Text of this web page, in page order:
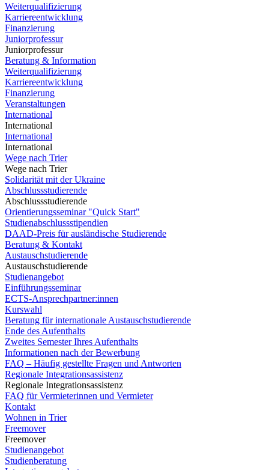
Weiterqualifizierung
Karriereentwicklung
Finanzierung
Juniorprofessur
Juniorprofessur
Beratung & Information
Weiterqualifizierung
Karriereentwicklung
Finanzierung
Veranstaltungen
International
International
International
International
Wege nach Trier
Wege nach Trier
Solidarität mit der Ukraine
Abschlussstudierende
Abschlussstudierende
Orientierungsseminar "Quick Start"
Studienabschlussstipendien
DAAD-Preis für ausländische Studierende
Beratung & Kontakt
Austauschstudierende
Austauschstudierende
Studienangebot
Einführungsseminar
ECTS-Ansprechpartner:innen
Kurswahl
Beratung für internationale Austauschstudierende
Ende des Aufenthalts
Zweites Semester Ihres Aufenthalts
Informationen nach der Bewerbung
FAQ – Häufig gestellte Fragen und Antworten
Regionale Integrationsassistenz
Regionale Integrationsassistenz
FAQ für Vermieterinnen und Vermieter
Kontakt
Wohnen in Trier
Freemover
Freemover
Studienangebot
Studienberatung